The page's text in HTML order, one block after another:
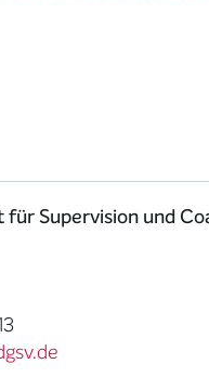
Supervision und